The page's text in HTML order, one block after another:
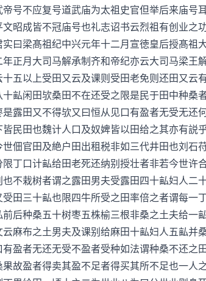
号不应复号道武庙为太祖史官但举后来庙
昭成皆不冠庙号也礼志诏书云烈祖有创业
曰梁髙祖纪中兴元年十二月宣徳皇后授髙
正月大司马解承制齐和帝纪亦云大司马梁
五以上受田又云及课则受田老免则还田又
畆闲田欤桑田不在还受之限是民于田中种
露田又不得欤又曰恒从见口有盈者无受无
民田也魏计人口及奴婢皆以田给之其亦有
佃官田及絶户田出租税非如三代井田也刘
丁口计畆给田老死还纳别授壮者非若今世
不栽树者谓之露田男夫受露田四十畆妇人
田三十畆也限四牛所受之田率倍之者谓每
后种桑五十树枣五株榆三根非桑之土夫给
麻布之土男夫及课别给麻田十畆妇人五畆
盈者无还无受不盈者受种如法谓种桑不还
故盈者得卖其盈不足者得买其所不足也一